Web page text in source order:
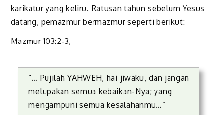
karikatur yang keliru. Ratusan tahun sebelum Yesus
datang, pemazmur bermazmur seperti berikut:
Mazmur 103:2-3,
“… Pujilah YAHWEH, hai jiwaku, dan jangan
melupakan semua kebaikan-Nya; yang
mengampuni semua kesalahanmu…”